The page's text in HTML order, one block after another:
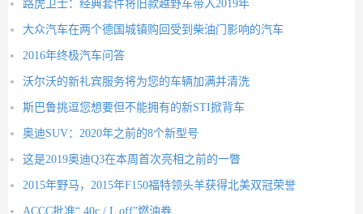
路虎卫士：经典套件将旧款越野车带入2019年
大众汽车在两个德国城镇购回受到柴油门影响的汽车
2016年终极汽车问答
沃尔沃的新礼宾服务将为您的车辆加满并清洗
斯巴鲁挑逗您想要但不能拥有的新STI掀背车
奥迪SUV：2020年之前的8个新型号
这是2019奥迪Q3在本周首次亮相之前的一瞥
2015年野马，2015年F150福特领头羊获得北美双冠荣誉
ACCC批准“ 40c / L off”燃油券